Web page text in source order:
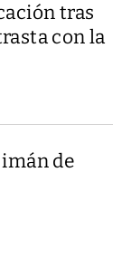
tras
con la
de